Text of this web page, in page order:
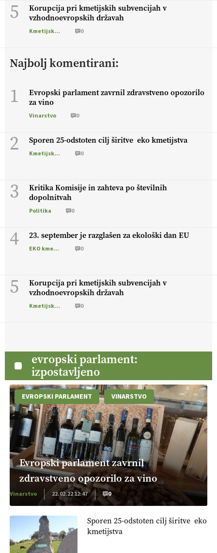
5
Korupcija pri kmetijskih subvencijah v
vzhodnoevropskih državah
Kmetijska zemljišča 0
Najbolj komentirani:
1
Evropski parlament zavrnil zdravstveno opozorilo
za vino
Vinarstvo 0
2 Sporen 25-odstoten cilj širitve eko kmetijstva
Kmetijska zemljišča 0
3
Kritika Komisije in zahteva po številnih
dopolnitvah
Politika 0
4 23. september je razglašen za ekološki dan EU
EKO kmetijstvo 0
5
Korupcija pri kmetijskih subvencijah v
vzhodnoevropskih državah
Kmetijska zemljišča 0
evropski parlament:
izpostavljeno
EVROPSKI PARLAMENT VINARSTVO
Evropski parlament zavrnil
zdravstveno opozorilo za vino
Vinarstvo 22.02.22 12:47 0
Sporen 25-odstoten cilj širitve eko
kmetijstva